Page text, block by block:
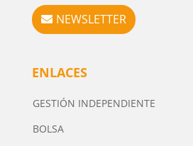
NEWSLETTER
ENLACES
GESTIÓN INDEPENDIENTE
BOLSA